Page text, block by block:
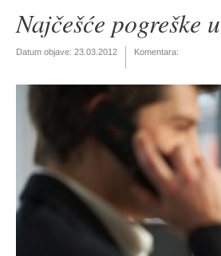
Najčešće pogreške
Datum objave: 23.03.2012 Komentara: